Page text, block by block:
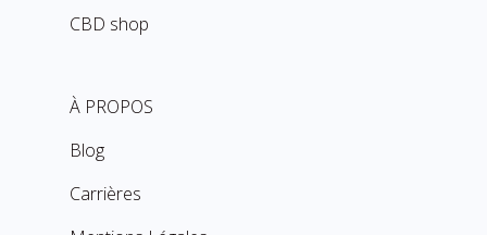
CBD shop
À PROPOS
Blog
Carrières